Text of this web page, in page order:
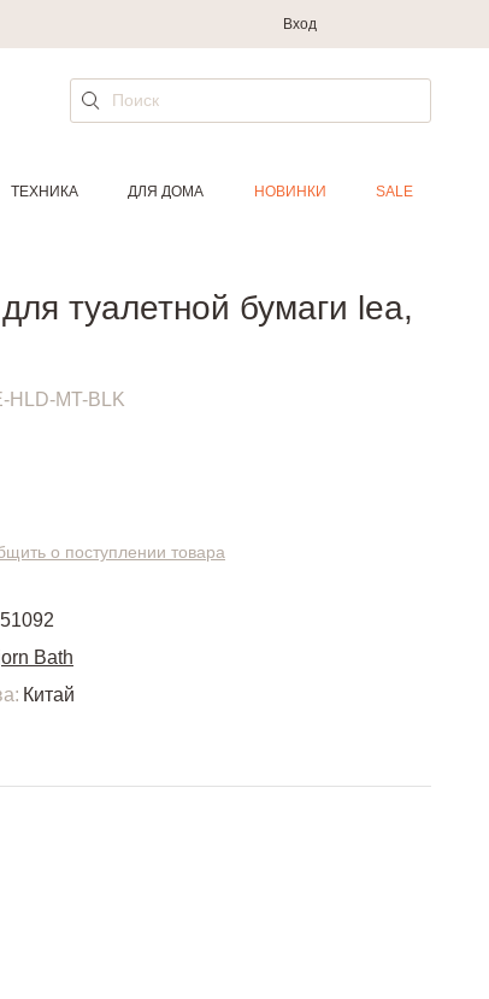
Вход
ТЕХНИКА ДЛЯ ДОМА НОВИНКИ SALE
туалетной бумаги lea,
HLD-MT-BLK
о поступлении товара
Bath
Китай